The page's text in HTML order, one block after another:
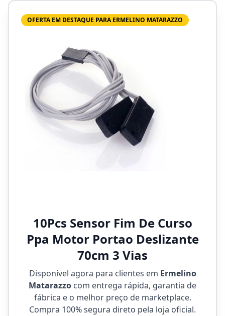
OFERTA EM DESTAQUE PARA ERMELINO MATARAZZO
10Pcs Sensor Fim De Curso
Ppa Motor Portao Deslizante
70cm 3 Vias
Disponível agora para clientes em Ermelino
Matarazzo com entrega rápida, garantia de
fábrica e o melhor preço de marketplace.
Compra 100% segura direto pela loja oficial.